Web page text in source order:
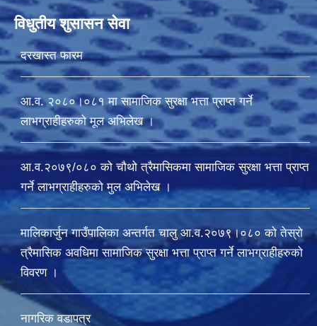
विधुतीय शुसासन सेवा
दरखास्त फारम
आ.व. २०८०।०८१ मा सामाजिक सुरक्षा भत्ता प्राप्त गर्ने
लाभग्राहीहरुको मूल अभिलेख ।
आ.व.२०७९/०८० को चौथो त्रैमासिकमा सामाजिक सुरक्षा भत्ता प्राप्त
गर्ने लाभग्राहीहरुको मुल अभिलेख ।
मालिकार्जुन गाउँपालिका अन्तर्गत चालु आ‍.व.२०७९।०८० को तेस्रो
त्रैमासिक अवधिमा सामाजिक सुरक्षा भत्ता प्राप्त गर्ने लाभग्राहीहरुको
विवरण ।
नागरिक वडापत्र